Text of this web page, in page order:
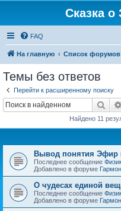
Сказка о
FAQ
На главную Список форумов
Темы без ответов
Перейти к расширенному поиску
Найдено 11
Вывод понятия Эфир
Последнее сообщение
Добавлено в форуме
О чудесах единой
Последнее сообщение
Добавлено в форуме